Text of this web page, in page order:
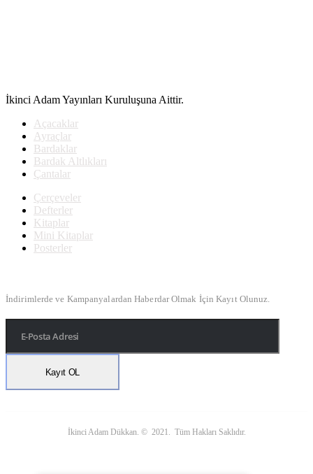
İkinci Adam Yayınları Kuruluşuna Aittir.
Açacaklar
Ayraçlar
Bardaklar
Bardak Altlıkları
Çantalar
Çerçeveler
Defterler
Kitaplar
Mini Kitaplar
Posterler
İndirimlerde ve Kampanyalardan Haberdar Olmak İçin Kayıt Olunuz.
İkinci Adam Dükkan. © 2021. Tüm Hakları Saklıdır.